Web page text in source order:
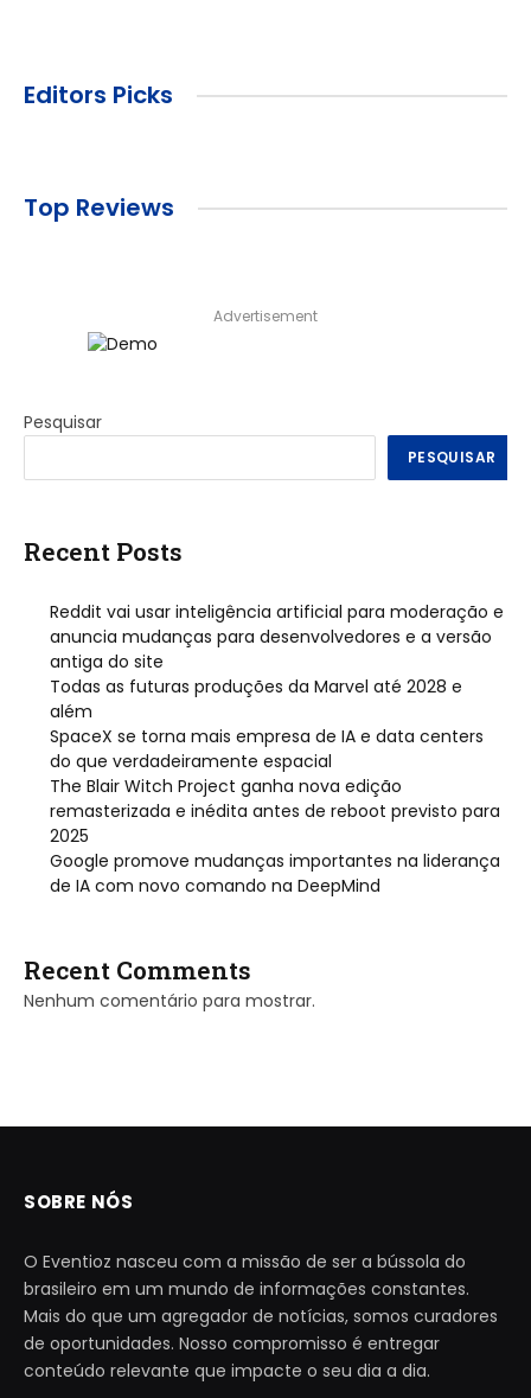
Editors Picks
Top Reviews
Advertisement
Pesquisar
PESQUISAR
Recent Posts
Reddit vai usar inteligência artificial para moderação e
anuncia mudanças para desenvolvedores e a versão
antiga do site
Todas as futuras produções da Marvel até 2028 e
além
SpaceX se torna mais empresa de IA e data centers
do que verdadeiramente espacial
The Blair Witch Project ganha nova edição
remasterizada e inédita antes de reboot previsto para
2025
Google promove mudanças importantes na liderança
de IA com novo comando na DeepMind
Recent Comments
Nenhum comentário para mostrar.
SOBRE NÓS
O Eventioz nasceu com a missão de ser a bússola do
brasileiro em um mundo de informações constantes.
Mais do que um agregador de notícias, somos curadores
de oportunidades. Nosso compromisso é entregar
conteúdo relevante que impacte o seu dia a dia.